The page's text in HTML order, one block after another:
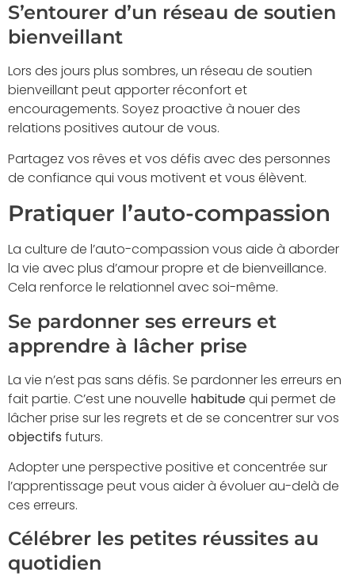
S’entourer d’un réseau de soutien
bienveillant
Lors des jours plus sombres, un réseau de soutien
bienveillant peut apporter réconfort et
encouragements. Soyez proactive à nouer des
relations positives autour de vous.
Partagez vos rêves et vos défis avec des personnes
de confiance qui vous motivent et vous élèvent.
Pratiquer l’auto-compassion
La culture de l’auto-compassion vous aide à aborder
la vie avec plus d’amour propre et de bienveillance.
Cela renforce le relationnel avec soi-même.
Se pardonner ses erreurs et
apprendre à lâcher prise
La vie n’est pas sans défis. Se pardonner les erreurs en
fait partie. C’est une nouvelle habitudequi permet de
lâcher prise sur les regrets et de se concentrer sur vos
objectifs futurs.
Adopter une perspective positive et concentrée sur
l’apprentissage peut vous aider à évoluer au-delà de
ces erreurs.
Célébrer les petites réussites au
quotidien